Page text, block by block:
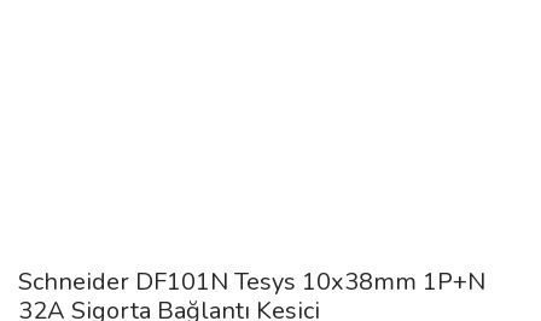
Schneider DF101N Tesys 10x38mm 1P+N
32A Sigorta Bağlantı Kesici